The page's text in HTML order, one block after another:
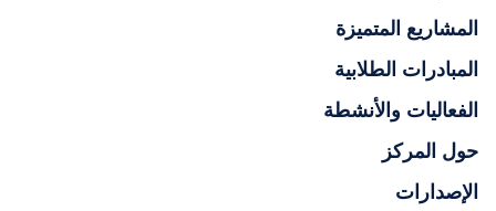
المشاريع المتميزة
المبادرات الطلابية
الفعاليات والأنشطة
حول المركز
الإصدارات